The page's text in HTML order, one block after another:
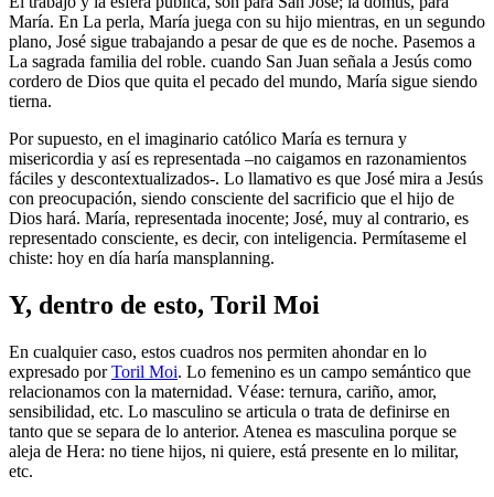
María. En La perla, María juega con su hijo mientras, en un segundo
plano, José sigue trabajando a pesar de que es de noche. Pasemos a
La sagrada familia del roble. cuando San Juan señala a Jesús como
cordero de Dios que quita el pecado del mundo, María sigue siendo
tierna.
Por supuesto, en el imaginario católico María es ternura y
misericordia y así es representada –no caigamos en razonamientos
fáciles y descontextualizados-. Lo llamativo es que José mira a Jesús
con preocupación, siendo consciente del sacrificio que el hijo de
Dios hará. María, representada inocente; José, muy al contrario, es
representado consciente, es decir, con inteligencia. Permítaseme el
chiste: hoy en día haría mansplanning.
Y, dentro de esto, Toril Moi
En cualquier caso, estos cuadros nos permiten ahondar en lo
expresado porToril Moi. Lo femenino es un campo semántico que
relacionamos con la maternidad. Véase: ternura, cariño, amor,
sensibilidad, etc. Lo masculino se articula o trata de definirse en
tanto que se separa de lo anterior. Atenea es masculina porque se
aleja de Hera: no tiene hijos, ni quiere, está presente en lo militar,
etc.